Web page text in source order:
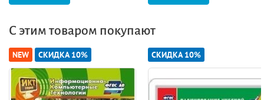
С этим товаром покупают
NEW СКИДКА 10% СКИДКА 10%